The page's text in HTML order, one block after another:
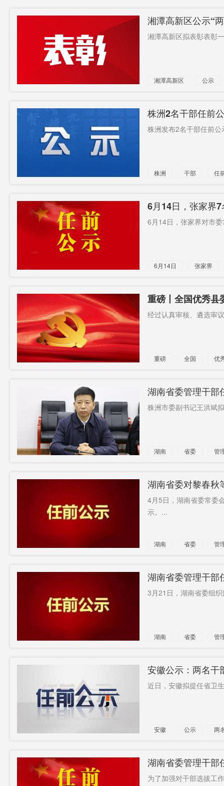
湘潭高新区公示“
湘潭高新区拟表彰表彰
湘潭高新区 公示
株洲2名干部任前
株洲发布2名干部任前
株洲 干部 任
6月14日，张家界
6月14日，张家界对市
6月14日 张家界
重磅丨全国优秀县
经过认真审核、遴选审
重磅 全国
优
湖南省委管理干部
人
株洲市委副书记王洪斌
湖南 省委
管
湖南省委对黎春秋
4月5日，湖南省委常委
示。...
湖南 省委 管
湖南省委管理干部
3月21日，湖南省委组
湖南 省委 管
安徽公示：两名干
近日，安徽拟提任省卫
安徽 公示
两
湖南省委管理干部
为了加强对干部选拔工